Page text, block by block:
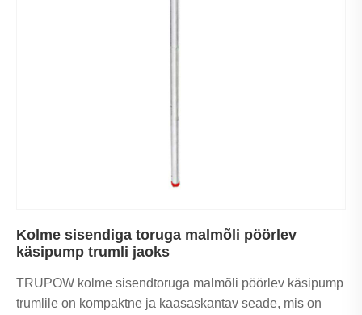
Kolme sisendiga toruga malmõli pöörlev
käsipump trumli jaoks
TRUPOW kolme sisendtoruga malmõli pöörlev käsipump
trumlile on kompaktne ja kaasaskantav seade, mis on